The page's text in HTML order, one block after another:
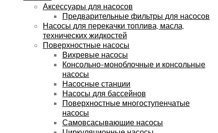
Аксессуары для насосов
Предварительные фильтры для насосов
Насосы для перекачки топлива, масла,
технических жидкостей
Поверхностные насосы
Вихревые насосы
Консольно-моноблочные и консольные
насосы
Насосные станции
Насосы для бассейнов
Поверхностные многоступенчатые
насосы
Самовсасывающие насосы